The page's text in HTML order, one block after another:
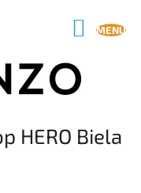
HERO Biela